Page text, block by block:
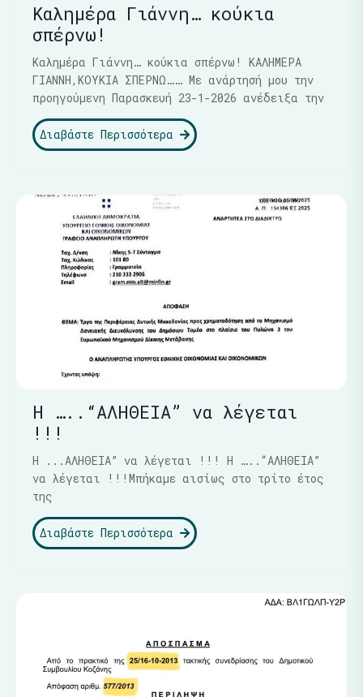
Καλημέρα Γιάννη… κούκια
σπέρνω!
Καλημέρα Γιάννη… κούκια σπέρνω! ΚΑΛΗΜΕΡΑ
ΓΙΑΝΝΗ,ΚΟΥΚΙΑ ΣΠΕΡΝΩ…… Με ανάρτησή μου την
προηγούμενη Παρασκευή 23-1-2026 ανέδειξα την
Διαβάστε Περισσότερα
Η …..“ΑΛΗΘΕΙΑ” να λέγεται
!!!
Η ...ΑΛΗΘΕΙΑ” να λέγεται !!! Η …..“ΑΛΗΘΕΙΑ”
να λέγεται !!!Μπήκαμε αισίως στο τρίτο έτος
της
Διαβάστε Περισσότερα